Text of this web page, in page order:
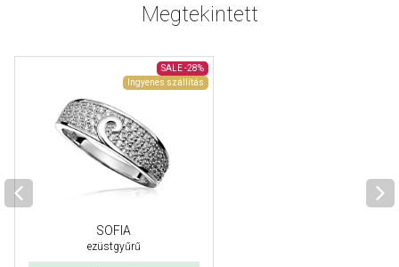
Megtekintett
SALE -28%
Ingyenes szállítás
SOFIA
ezüstgyűrű